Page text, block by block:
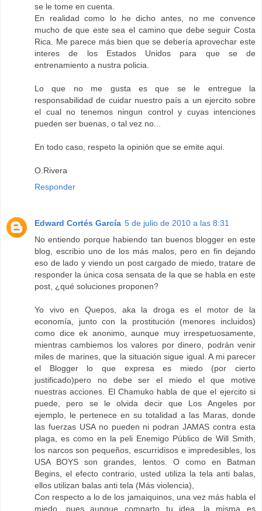
se le tome en cuenta.
En realidad como lo he dicho antes, no me convence
mucho de que este sea el camino que debe seguir Costa
Rica. Me parece más bien que se debería aprovechar este
interes de los Estados Unidos para que se de
entrenamiento a nustra policia.
Lo que no me gusta es que se le entregue la
responsabilidad de cuidar nuestro país a un ejercito sobre
el cual no tenemos ningun control y cuyas intenciones
pueden ser buenas, o tal vez no...
En todo caso, respeto la opinión que se emite aqui.
O.Rivera
Responder
Edward Cortés García 5 de julio de 2010 a las 8:31
No entiendo porque habiendo tan buenos blogger en este
blog, escribio uno de los más malos, pero en fin dejando
eso de lado y viendo un post cargado de miedo, tratare de
responder la única cosa sensata de la que se habla en este
post, ¿qué soluciones proponen?
Yo vivo en Quepos, aka la droga es el motor de la
economía, junto con la prostitución (menores incluidos)
como dice ek anonimo, aunque muy irrespetuosamente,
mientras cambiemos los valores por dinero, podrán venir
miles de marines, que la situación sigue igual. A mi parecer
el Blogger lo que expresa es miedo (por cierto
justificado)pero no debe ser el miedo el que motive
nuestras acciones. El Chamuko habla de que el ejercito si
puede, pero se le olvida decir que Los Angeles por
ejemplo, le pertenece en su totalidad a las Maras, donde
las fuerzas USA no pueden ni podran JAMAS contra esta
plaga, es como en la peli Enemigo Público de Will Smith,
los narcos son pequeños, escurridisos e impredesibles, los
USA BOYS son grandes, lentos. O como en Batman
Begins, el efecto contrario, usted utiliza la tela anti balas,
ellos utilizan balas anti tela (Más violencia),
Con respecto a lo de los jamaiquinos, una vez más habla el
miedo, pues aunque comparto tu idea, la misma es